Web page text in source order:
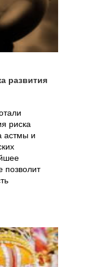
развития
риска
астмы и
позволит